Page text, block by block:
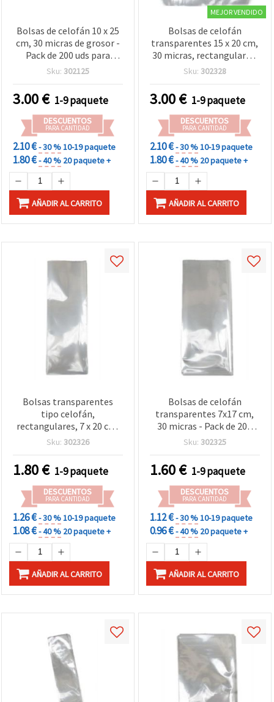
Bolsas de celofán 10 x 25
cm, 30 micras de grosor -
Pack de 200 uds para
manualidades
Sku: 302125
3.00€ 1-9 paquete
DESCUENTOS
PARA CANTIDAD
2.10 €- 30 %10-19 paquete
1.80 €- 40 % 20 paquete +
AÑADIR AL CARRITO
MEJOR VENDIDO
Bolsas de celofán
transparentes 15 x 20 cm,
30 micras, rectangulares,
200 uds – bolsas de
almacenamiento,
regalos, bisutería y
proyectos de
manualidades
Sku: 302328
3.00€ 1-9 paquete
DESCUENTOS
PARA CANTIDAD
2.10 €- 30 %10-19 paquete
1.80 €- 40 % 20 paquete +
AÑADIR AL CARRITO
Bolsas transparentes
tipo celofán,
rectangulares, 7 x 20 cm,
30 micras, pack de 200 –
dulces, caramelos, joyería
y manualidades
Sku: 302326
1.80€ 1-9 paquete
DESCUENTOS
PARA CANTIDAD
1.26 €- 30 %10-19 paquete
1.08 €- 40 % 20 paquete +
AÑADIR AL CARRITO
Bolsas de celofán
transparentes 7x17 cm,
30 micras - Pack de 200
unidades
Sku: 302325
1.60€ 1-9 paquete
DESCUENTOS
PARA CANTIDAD
1.12 €- 30 %10-19 paquete
0.96 €- 40 % 20 paquete +
AÑADIR AL CARRITO